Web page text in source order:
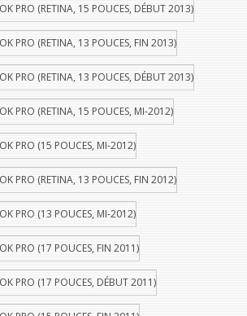
PRO (RETINA, 15 POUCES, DÉBUT 2013)
PRO (RETINA, 13 POUCES, FIN 2013)
PRO (RETINA, 13 POUCES, DÉBUT 2013)
PRO (RETINA, 15 POUCES, MI-2012)
PRO (15 POUCES, MI-2012)
PRO (RETINA, 13 POUCES, FIN 2012)
PRO (13 POUCES, MI-2012)
PRO (17 POUCES, FIN 2011)
PRO (17 POUCES, DÉBUT 2011)